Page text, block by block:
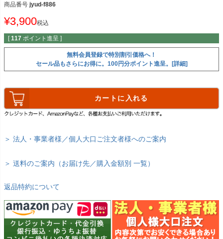
商品番号 jyud-f886
¥3,900税込
[ 117 ポイント進呈 ]
無料会員登録で特別割引価格へ！
セール品もさらにお得に。100円分ポイント進呈。[詳細]
カートに入れる
＞ 法人・事業者様／個人大口ご注文者様へのご案内
＞ 送料のご案内（お届け先／購入金額別 一覧）
返品特約について